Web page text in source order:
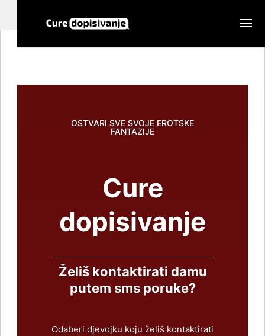
OSTVARI SVE SVOJE EROTSKE
FANTAZIJE
Cure
dopisivanje
Želiš kontaktirati damu
putem sms poruke?
Odaberi djevojku koju želiš kontaktirati